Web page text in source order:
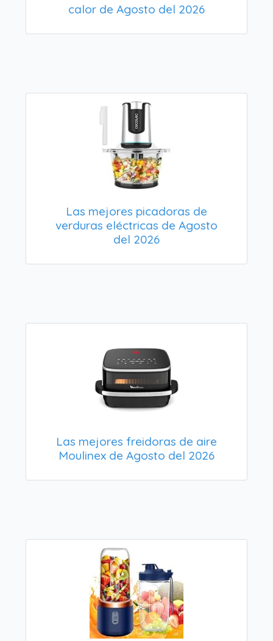
calor de Agosto del 2026
Las mejores picadoras de
verduras eléctricas de Agosto
del 2026
Las mejores freidoras de aire
Moulinex de Agosto del 2026